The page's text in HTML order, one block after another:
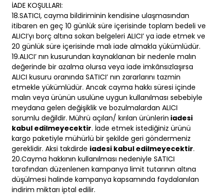
İADE KOŞULLARI:
18.SATICI, cayma bildiriminin kendisine ulaşmasından
itibaren en geç 10 günlük süre içerisinde toplam bedeli ve
ALICI’yı borç altına sokan belgeleri ALICI’ ya iade etmek ve
20 günlük süre içerisinde malı iade almakla yükümlüdür.
19.ALICI’ nın kusurundan kaynaklanan bir nedenle malın
değerinde bir azalma olursa veya iade imkânsızlaşırsa
ALICI kusuru oranında SATICI’ nın zararlarını tazmin
etmekle yükümlüdür. Ancak cayma hakkı süresi içinde
malın veya ürünün usulüne uygun kullanılması sebebiyle
meydana gelen değişiklik ve bozulmalardan ALICI
sorumlu değildir. Mührü açılan/ kırılan ürünlerin iadesi
kabul edilmeyecektir. İade etmek istediğiniz ürünü
kargo paketiyle mühürlü bir şekilde geri göndermeniz
gereklidir. Aksi takdirde iadesi kabul edilmeyecektir.
20.Cayma hakkının kullanılması nedeniyle SATICI
tarafından düzenlenen kampanya limit tutarının altına
düşülmesi halinde kampanya kapsamında faydalanılan
indirim miktarı iptal edilir.